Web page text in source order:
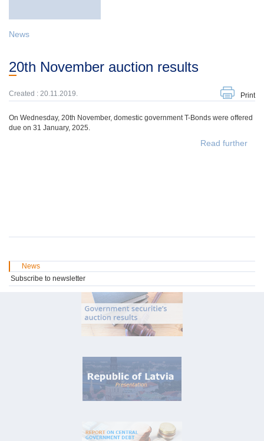
News
20th November auction results
Created : 20.11.2019. Print
On Wednesday, 20th November, domestic government T-Bonds were offered
due on 31 January, 2025.
Read further
News
Subscribe to newsletter